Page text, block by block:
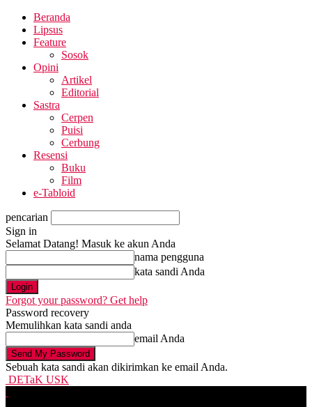
Beranda
Lipsus
Feature
Sosok
Opini
Artikel
Editorial
Sastra
Cerpen
Puisi
Cerbung
Resensi
Buku
Film
e-Tabloid
pencarian
Sign in
Selamat Datang! Masuk ke akun Anda
nama pengguna
kata sandi Anda
Forgot your password? Get help
Password recovery
Memulihkan kata sandi anda
email Anda
Sebuah kata sandi akan dikirimkan ke email Anda.
DETaK USK